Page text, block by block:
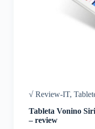
√ Review-IT,
Tableta Vonino
– review